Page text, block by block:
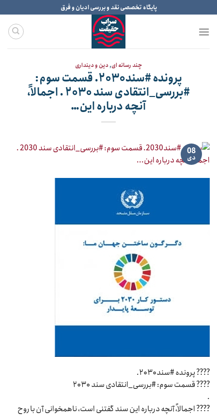
to
content
پایگاه تخصصی نقد و بررسی ادیان و فرق
چند رسانه ای,دین و دینداری
پرونده #سند۲۰۳۰. قسمت سوم:
#بررسی_انتقادی سند ۲۰۳۰ . اجمالاً،
آنچه درباره این…
08
دی
???? پرونده #سند۲۰۳۰.
???? قسمت سوم: #بررسی_انتقادی سند ۲۰۳۰
.
???? اجمالاً، آنچه درباره این سند گفتنی است، ناهمخوانی آن با روح